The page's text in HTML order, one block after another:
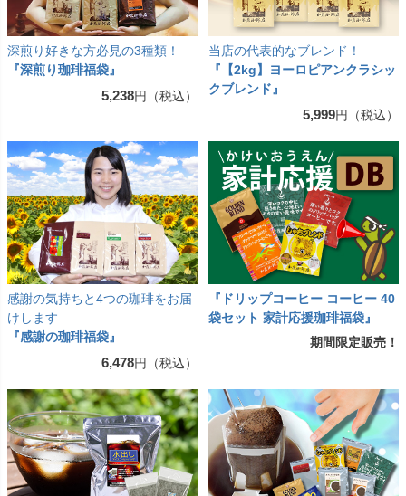
深煎り好きな方必見の3種類！
『深煎り珈琲福袋』
5,238円（税込）
当店の代表的なブレンド！
『【2kg】ヨーロピアンクラシッ
クブレンド』
5,999円（税込）
感謝の気持ちと4つの珈琲をお届
けします
『感謝の珈琲福袋』
6,478円（税込）
『ドリップコーヒー コーヒー 40
袋セット 家計応援珈琲福袋』
期間限定販売！